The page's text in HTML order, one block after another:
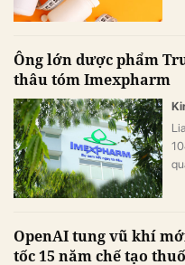
Ông lớn dược phẩm
thâu tóm Imexpharm
OpenAI tung vũ khí
tốc 15 năm chế tạo